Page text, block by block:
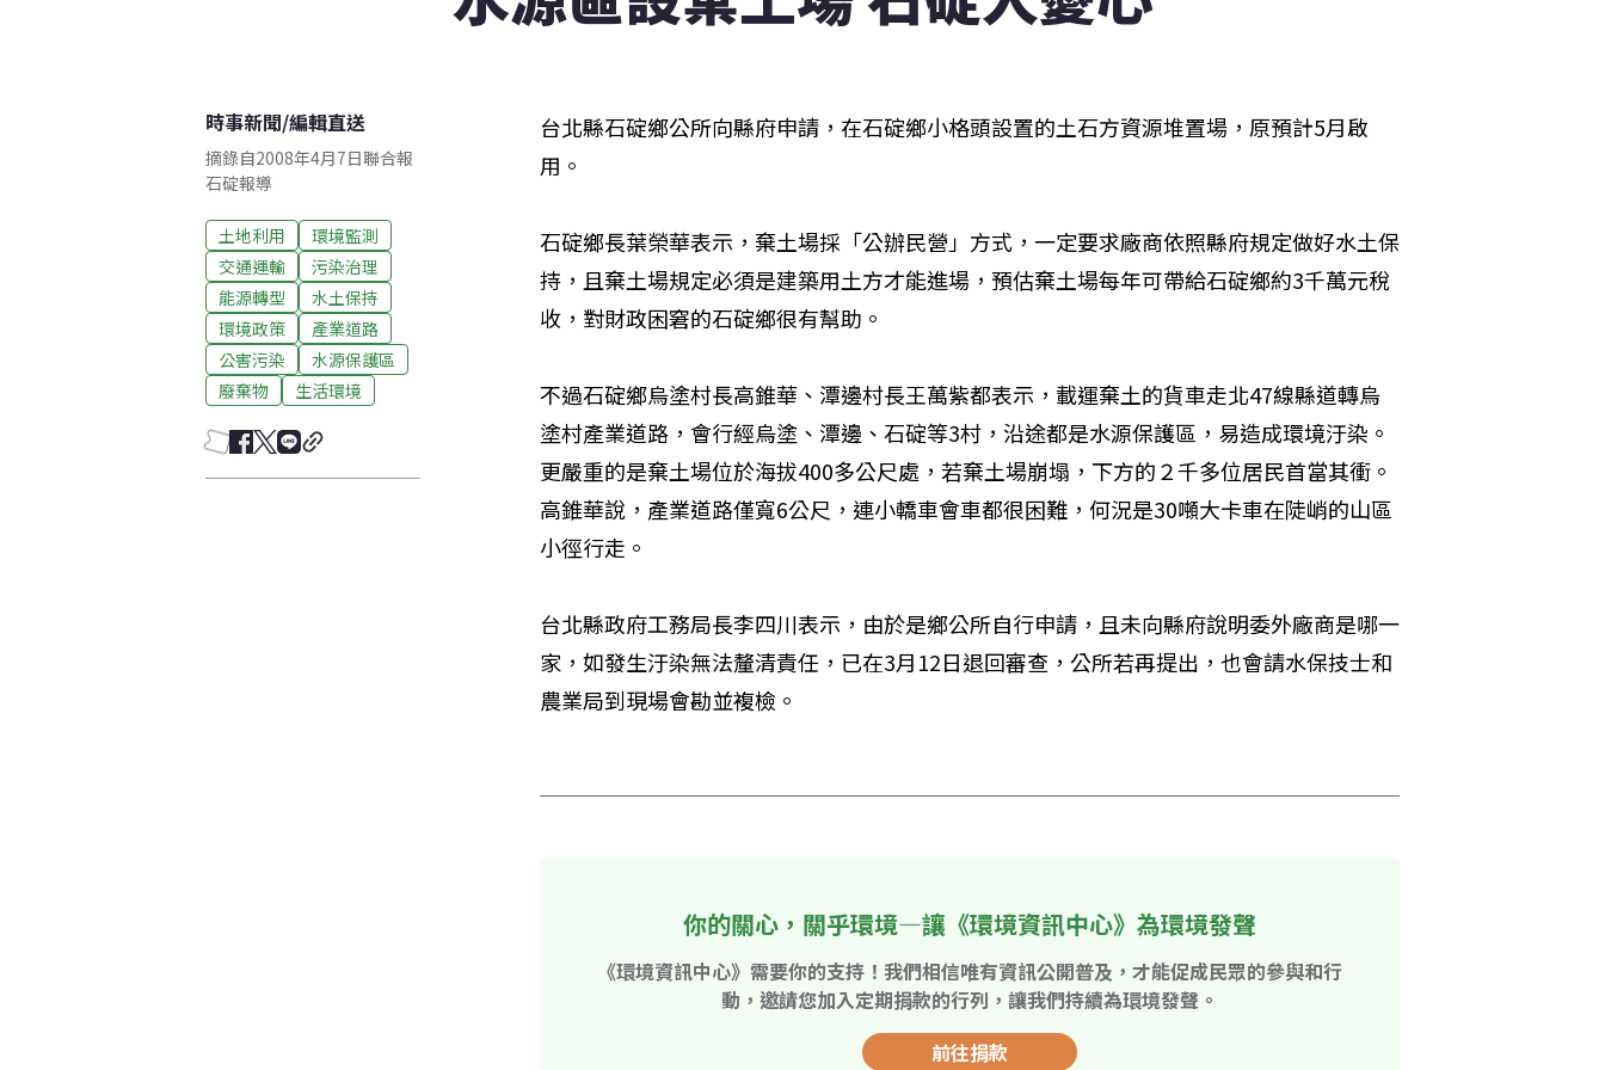
時事新聞/編輯直送
摘錄自2008年4月7日聯合報
石碇報導
土地利用
環境監測
交通運輸
污染治理
能源轉型
水土保持
環境政策
產業道路
公害污染
水源保護區
廢棄物
生活環境
台北縣石碇鄉公所向縣府申請，在石碇鄉小格頭設置的土石方資源堆置場，原預計5月啟
用。
石碇鄉長葉榮華表示，棄土場採「公辦民營」方式，一定要求廠商依照縣府規定做好水土保
持，且棄土場規定必須是建築用土方才能進場，預估棄土場每年可帶給石碇鄉約3千萬元稅
收，對財政困窘的石碇鄉很有幫助。
不過石碇鄉烏塗村長高錐華、潭邊村長王萬紫都表示，載運棄土的貨車走北47線縣道轉烏
塗村產業道路，會行經烏塗、潭邊、石碇等3村，沿途都是水源保護區，易造成環境汙染。
更嚴重的是棄土場位於海拔400多公尺處，若棄土場崩塌，下方的２千多位居民首當其衝。
高錐華說，產業道路僅寬6公尺，連小轎車會車都很困難，何況是30噸大卡車在陡峭的山區
小徑行走。
台北縣政府工務局長李四川表示，由於是鄉公所自行申請，且未向縣府說明委外廠商是哪一
家，如發生汙染無法釐清責任，已在3月12日退回審查，公所若再提出，也會請水保技士和
農業局到現場會勘並複檢。
你的關心，關乎環境—讓《環境資訊中心》為環境發聲
《環境資訊中心》需要你的支持！我們相信唯有資訊公開普及，才能促成民眾的參與和行
動，邀請您加入定期捐款的行列，讓我們持續為環境發聲。
前往捐款